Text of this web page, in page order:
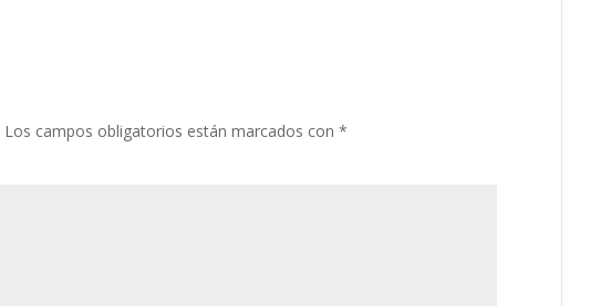
Los campos obligatorios están marcados con*